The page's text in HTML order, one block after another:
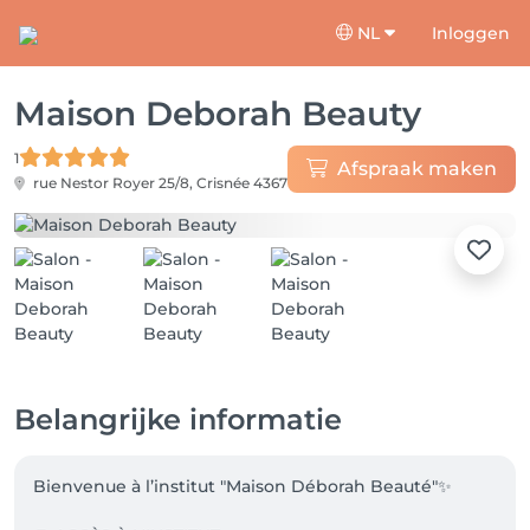
NL Inloggen
Maison Deborah Beauty
1
rue Nestor Royer 25/8, Crisnée 4367
Afspraak maken
Belangrijke informatie
Bienvenue à l’institut "Maison Déborah Beauté"✨